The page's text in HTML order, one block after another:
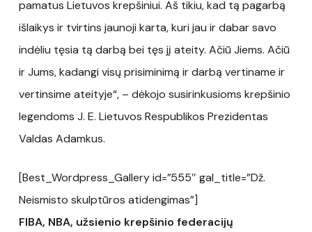
pamatus Lietuvos krepšiniui. Aš tikiu, kad tą pagarbą
išlaikys ir tvirtins jaunoji karta, kuri jau ir dabar savo
indėliu tęsia tą darbą bei tęs jį ateity. Ačiū Jiems. Ačiū
ir Jums, kadangi visų prisiminimą ir darbą vertiname ir
vertinsime ateityje“, – dėkojo susirinkusioms krepšinio
legendoms J. E. Lietuvos Respublikos Prezidentas
Valdas Adamkus.
[Best_Wordpress_Gallery id=”555″ gal_title=”Dž.
Neismisto skulptūros atidengimas”]
FIBA, NBA, užsienio krepšinio federacijų